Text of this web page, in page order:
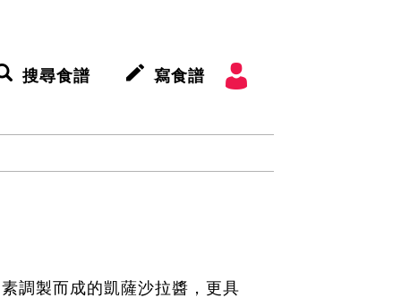
搜尋食譜 寫食譜
調製而成的凱薩沙拉醬，更具